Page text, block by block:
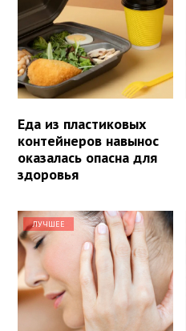
Еда из пластиковых
контейнеров навынос
оказалась опасна для
здоровья
ЛУЧШЕЕ